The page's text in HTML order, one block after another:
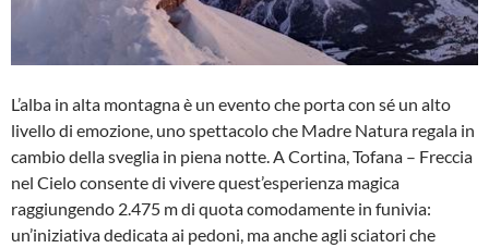
L’alba in alta montagna è un evento che porta con sé un alto
livello di emozione, uno spettacolo che Madre Natura regala in
cambio della sveglia in piena notte. A Cortina, Tofana – Freccia
nel Cielo consente di vivere quest’esperienza magica
raggiungendo 2.475 m di quota comodamente in funivia:
un’iniziativa dedicata ai pedoni, ma anche agli sciatori che